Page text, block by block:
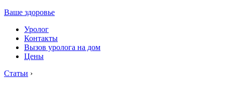
Ваше здоровье
Уролог
Контакты
Вызов уролога на дом
Цены
Статьи ›